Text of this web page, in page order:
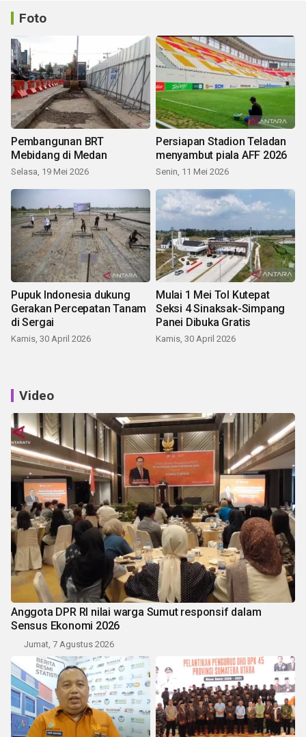
Foto
Pembangunan BRT
Mebidang di Medan
Selasa, 19 Mei 2026
Persiapan Stadion Teladan
menyambut piala AFF 2026
Senin, 11 Mei 2026
Pupuk Indonesia dukung
Gerakan Percepatan Tanam
di Sergai
Kamis, 30 April 2026
Mulai 1 Mei Tol Kutepat
Seksi 4 Sinaksak-Simpang
Panei Dibuka Gratis
Kamis, 30 April 2026
Video
Anggota DPR RI nilai warga Sumut responsif dalam
Sensus Ekonomi 2026
Jumat, 7 Agustus 2026